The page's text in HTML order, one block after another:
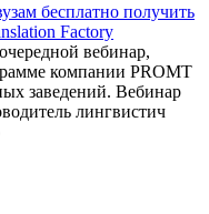
бесплатно получить
Factory
вебинар,
компании PROMT
заведений. Вебинар
лингвистич